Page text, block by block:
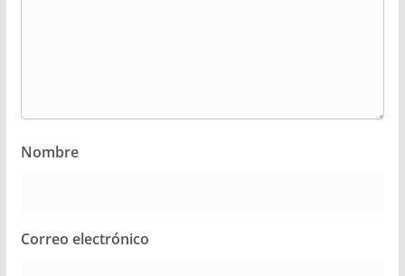
Nombre
Correo electrónico